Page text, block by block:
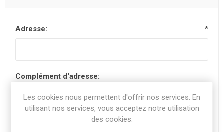
Adresse: *
Complément d'adresse:
Les cookies nous permettent d'offrir nos services. En
utilisant nos services, vous acceptez notre utilisation
des cookies.